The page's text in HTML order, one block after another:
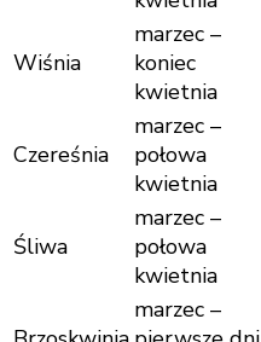
Wiśnia
marzec –
koniec
kwietnia
Czereśnia
marzec –
połowa
kwietnia
Śliwa
marzec –
połowa
kwietnia
marzec –